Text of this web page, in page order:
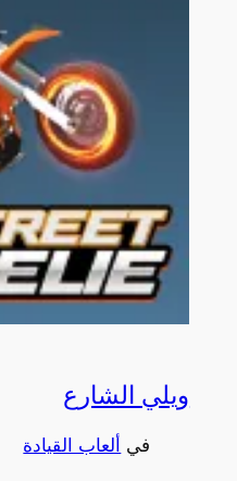
ويلي الشارع
في ألعاب القيادة